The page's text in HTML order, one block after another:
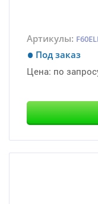
Артикулы:
Под заказ
Цена: по